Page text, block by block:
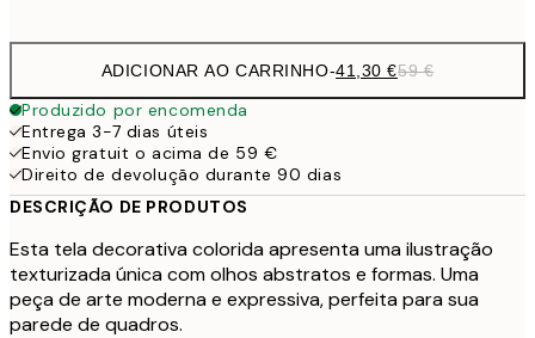
ADICIONAR AO CARRINHO-41,30 €59 €
Produzido por encomenda
Entrega 3-7 dias úteis
Envio gratuit o acima de 59 €
Direito de devolução durante 90 dias
DESCRIÇÃO DE PRODUTOS
Esta tela decorativa colorida apresenta uma ilustração
texturizada única com olhos abstratos e formas. Uma
peça de arte moderna e expressiva, perfeita para sua
parede de quadros.